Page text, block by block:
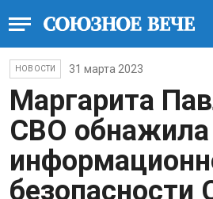
НОВОСТИ 31 марта 2023
Маргарита
СВО
безопасности